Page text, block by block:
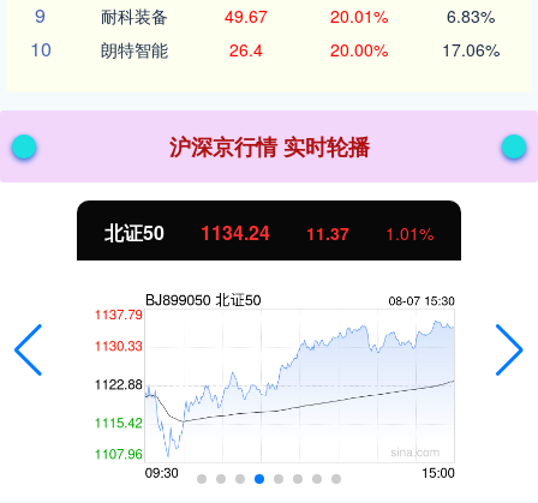
9 耐科装备 49.67 20.01% 6.83%
10 朗特智能 26.4 20.00% 17.06%
沪深京行情 实时轮播
北证50 1134.24 11.37 1.01%